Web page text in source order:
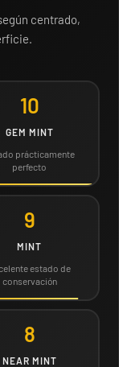
centrado,
10
GEM MINT
prácticamente
perfecto
9
MINT
estado de
conservación
8
NEAR MINT